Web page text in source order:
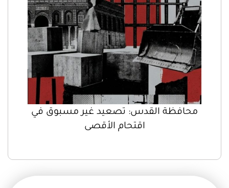
محافظة القدس: تصعيد غير مسبوق في
اقتحام الأقصى